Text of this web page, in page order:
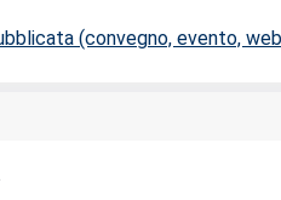
(convegno, evento,